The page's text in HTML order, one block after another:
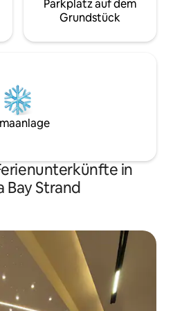
Parkplatz auf dem
Grundstück
in
Bay Strand